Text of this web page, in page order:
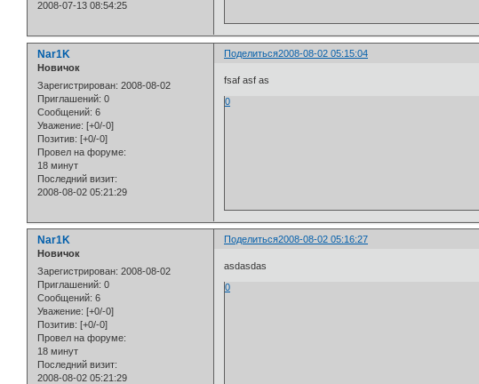
2008-07-13 08:54:25
Поделиться2008-08-02 05:15:04
Nar1K
Новичок
Зарегистрирован: 2008-08-02
Приглашений: 0
Сообщений: 6
Уважение: [+0/-0]
Позитив: [+0/-0]
Провел на форуме:
18 минут
Последний визит:
2008-08-02 05:21:29
fsaf asf as
0
Поделиться2008-08-02 05:16:27
Nar1K
Новичок
Зарегистрирован: 2008-08-02
Приглашений: 0
Сообщений: 6
Уважение: [+0/-0]
Позитив: [+0/-0]
Провел на форуме:
18 минут
Последний визит:
2008-08-02 05:21:29
asdasdas
0